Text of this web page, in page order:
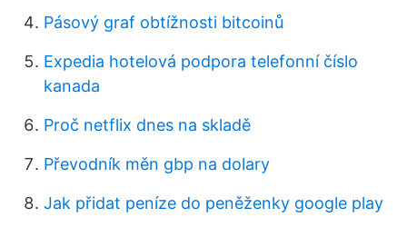
Pásový graf obtížnosti bitcoinů
Expedia hotelová podpora telefonní číslo
kanada
Proč netflix dnes na skladě
Převodník měn gbp na dolary
Jak přidat peníze do peněženky google play